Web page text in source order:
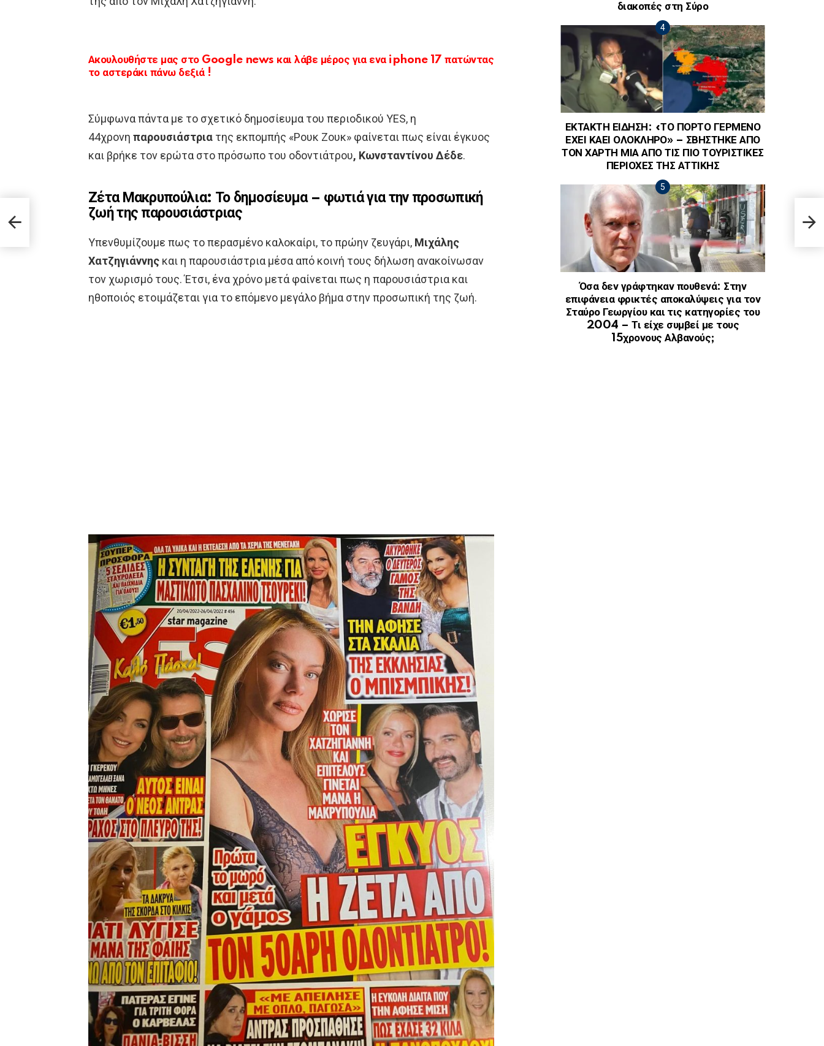
Ακουλουθήστε μας στο Google news και λάβε μέρος για ενα iphone 17 πατώντας
το αστεράκι πάνω δεξιά !
Σύμφωνα πάντα με το σχετικό δημοσίευμα του περιοδικού YES, η
44χρονη παρουσιάστρια της εκπομπής «Ρουκ Ζουκ» φαίνεται πως είναι έγκυος
και βρήκε τον ερώτα στο πρόσωπο του οδοντιάτρου, Κωνσταντίνου Δέδε.
Ζέτα Μακρυπούλια: Το δημοσίευμα – φωτιά για την προσωπική
ζωή της παρουσιάστριας
Υπενθυμίζουμε πως το περασμένο καλοκαίρι, το πρώην ζευγάρι, Μιχάλης
Χατζηγιάννης και η παρουσιάστρια μέσα από κοινή τους δήλωση ανακοίνωσαν
τον χωρισμό τους. Έτσι, ένα χρόνο μετά φαίνεται πως η παρουσιάστρια και
ηθοποιός ετοιμάζεται για το επόμενο μεγάλο βήμα στην προσωπική της ζωή.
διακοπές στη Σύρο
ΕΚΤΑΚΤΗ ΕΙΔΗΣΗ: «ΤΟ ΠΟΡΤΟ ΓΕΡΜΕΝΟ
ΕΧΕΙ ΚΑΕΙ ΟΛΟΚΛΗΡΟ» – ΣΒΗΣΤΗΚΕ ΑΠΟ
ΤΟΝ ΧΑΡΤΗ ΜΙΑ ΑΠΟ ΤΙΣ ΠΙΟ ΤΟΥΡΙΣΤΙΚΕΣ
ΠΕΡΙΟΧΕΣ ΤΗΣ ΑΤΤΙΚΗΣ
Όσα δεν γράφτηκαν πουθενά: Στην
επιφάνεια φρικτές αποκαλύψεις για τον
Σταύρο Γεωργίου και τις κατηγορίες του
2004 – Τι είχε συμβεί με τους
15χρονους Αλβανούς;